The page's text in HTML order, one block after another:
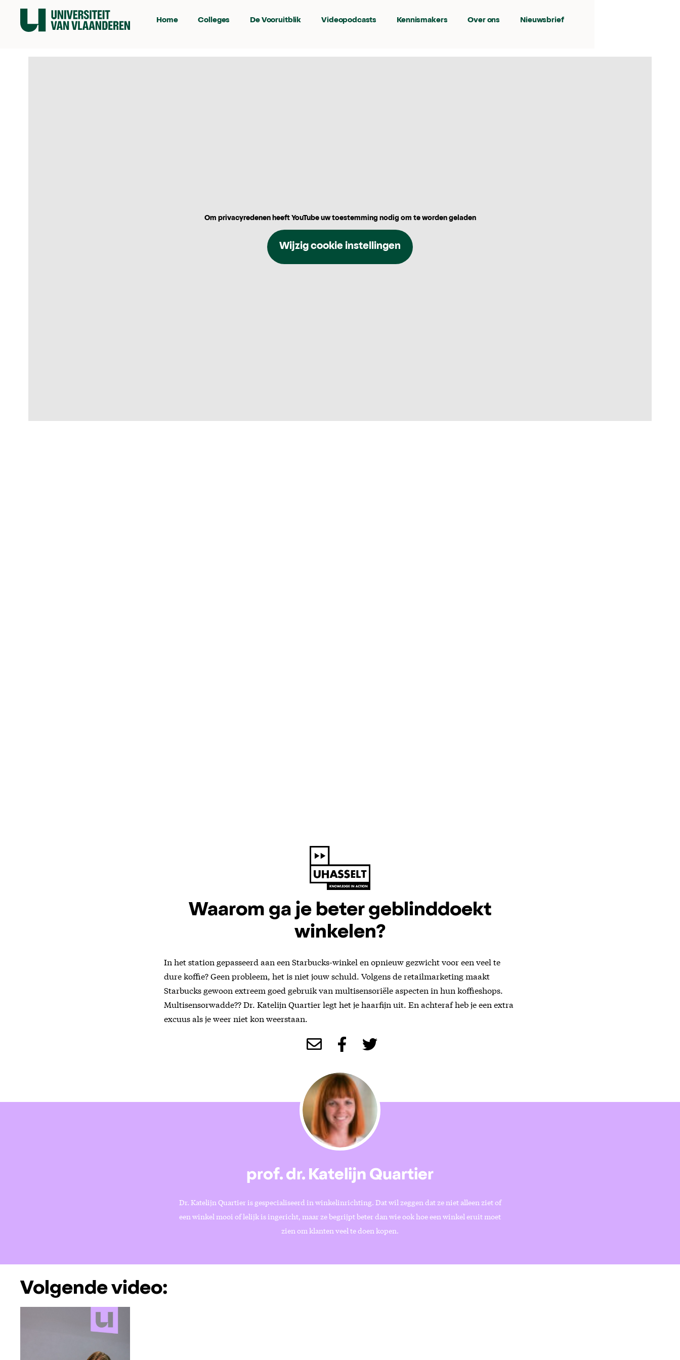
Home Colleges De Vooruitblik Videopodcasts Kennismakers Over ons Nieuwsbrief
Om privacyredenen heeft YouTube uw toestemming nodig om te worden geladen
Wijzig cookie instellingen
Waarom ga je beter geblinddoekt
winkelen?
In het station gepasseerd aan een Starbucks-winkel en opnieuw gezwicht voor een veel te
dure koffie? Geen probleem, het is niet jouw schuld. Volgens de retailmarketing maakt
Starbucks gewoon extreem goed gebruik van multisensoriële aspecten in hun koffieshops.
Multisensorwadde?? Dr. Katelijn Quartier legt het je haarfijn uit. En achteraf heb je een extra
excuus als je weer niet kon weerstaan.
prof. dr. Katelijn Quartier
Dr. Katelijn Quartier is gespecialiseerd in winkelinrichting. Dat wil zeggen dat ze niet alleen ziet of
een winkel mooi of lelijk is ingericht, maar ze begrijpt beter dan wie ook hoe een winkel eruit moet
zien om klanten veel te doen kopen.
Volgende video: